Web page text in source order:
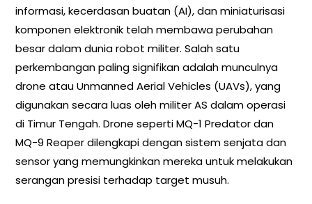
informasi, kecerdasan buatan (AI), dan miniaturisasi
komponen elektronik telah membawa perubahan
besar dalam dunia robot militer. Salah satu
perkembangan paling signifikan adalah munculnya
drone atau Unmanned Aerial Vehicles (UAVs), yang
digunakan secara luas oleh militer AS dalam operasi
di Timur Tengah. Drone seperti MQ-1 Predator dan
MQ-9 Reaper dilengkapi dengan sistem senjata dan
sensor yang memungkinkan mereka untuk melakukan
serangan presisi terhadap target musuh.